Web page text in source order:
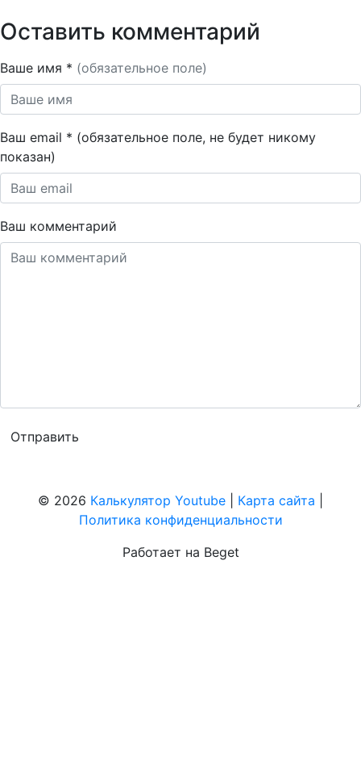
Оставить комментарий
Ваше имя * (обязательное поле)
Ваш email * (обязательное поле, не будет никому
показан)
Ваш комментарий
© 2026 Калькулятор Youtube Карта сайта
Политика конфиденциальности
Работает на Beget